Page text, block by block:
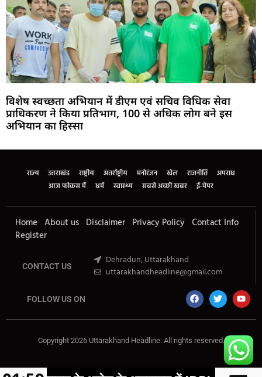
विशेष स्वच्छता अभियान में डीएम एवं सचिव विधिक सेवा
प्राधिकरण ने किया प्रतिभाग, 100 से अधिक लोग बने इस
अभियान का हिस्सा
राज्य उत्तराखंड राष्ट्रीय अंतर्राष्ट्रीय मनोरंजन खेल राजनीति
अपराध
आज फोकस में
धर्म स्वास्थ्य सबसे अच्छी खबर ई-पेपर
Home About us Disclaimer Privacy Policy Contact Info
Register
CONTACT US
Dehradun, Uttarakhand
uttarakhandheadline@gmail.com
FOLLOW US ON
Copyright 2026 Uttarakhand Headline. All rights reserved.